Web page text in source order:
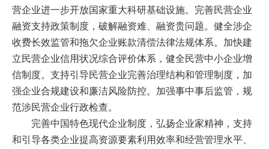
营企业进一步开放国家重大科研基础设施。完善民营企业
融资支持政策制度，破解融资难、融资贵问题。健全涉企
收费长效监管和拖欠企业账款清偿法律法规体系。加快建
立民营企业信用状况综合评价体系，健全民营中小企业增
信制度。支持引导民营企业完善治理结构和管理制度，加
强企业合规建设和廉洁风险防控。加强事中事后监管，规
范涉民营企业行政检查。
完善中国特色现代企业制度，弘扬企业家精神，支持
和引导各类企业提高资源要素利用效率和经营管理水平、